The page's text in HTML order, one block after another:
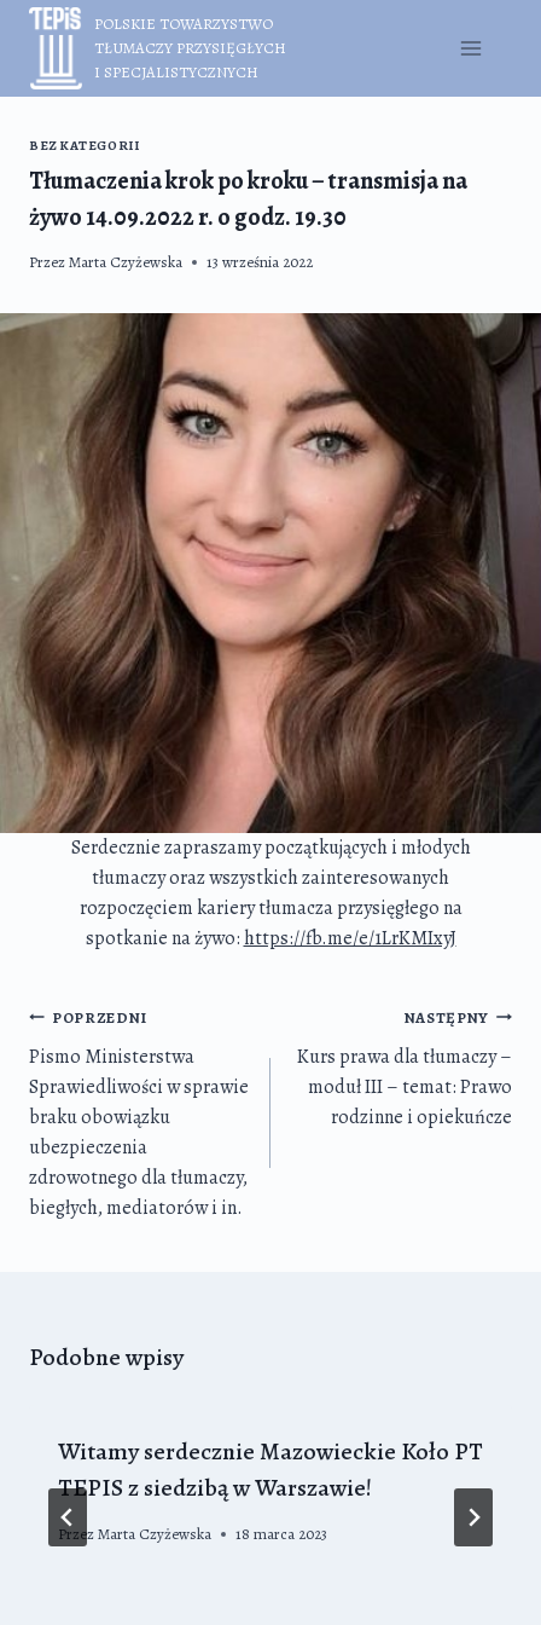
Przejdź
treści
POLSKIE TOWARZYSTWO
TŁUMACZY PRZYSIĘGŁYCH
I SPECJALISTYCZNYCH
BEZ KATEGORII
Tłumaczenia krok po kroku – transmisja na
żywo 14.09.2022 r. o godz. 19.30
PrzezMarta Czyżewska 13 września 2022
Serdecznie zapraszamy początkujących i młodych
tłumaczy oraz wszystkich zainteresowanych
rozpoczęciem kariery tłumacza przysięgłego na
spotkanie na żywo: https://fb.me/e/1LrKMIxyJ
Nawigacja
wpisu
POPRZEDNI
Pismo Ministerstwa
Sprawiedliwości w sprawie
braku obowiązku
ubezpieczenia
zdrowotnego dla tłumaczy,
biegłych, mediatorów i in.
NASTĘPNY
Kurs prawa dla tłumaczy –
moduł III – temat: Prawo
rodzinne i opiekuńcze
Podobne wpisy
Witamy serdecznie Mazowieckie Koło PT
TEPIS z siedzibą w Warszawie!
PrzezMarta Czyżewska 18 marca 2023